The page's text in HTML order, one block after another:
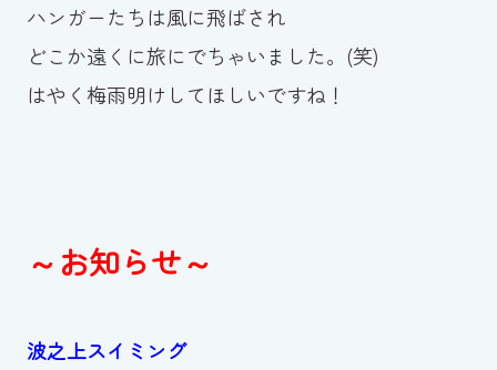
Tel.098-863-7264
平日 9:00～22:00｜土祝 9:00～21:00
体験申し込みはこちら!
ハンガーたちは風に飛ばされ
どこか遠くに旅にでちゃいました。(笑)
はやく梅雨明けしてほしいですね！
～お知らせ～
波之上スイミング